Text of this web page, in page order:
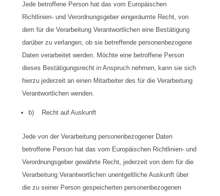
Jede betroffene Person hat das vom Europäischen
Richtlinien- und Verordnungsgeber eingeräumte Recht, von
dem für die Verarbeitung Verantwortlichen eine Bestätigung
darüber zu verlangen, ob sie betreffende personenbezogene
Daten verarbeitet werden. Möchte eine betroffene Person
dieses Bestätigungsrecht in Anspruch nehmen, kann sie sich
hierzu jederzeit an einen Mitarbeiter des für die Verarbeitung
Verantwortlichen wenden.
b) Recht auf Auskunft
Jede von der Verarbeitung personenbezogener Daten
betroffene Person hat das vom Europäischen Richtlinien- und
Verordnungsgeber gewährte Recht, jederzeit von dem für die
Verarbeitung Verantwortlichen unentgeltliche Auskunft über
die zu seiner Person gespeicherten personenbezogenen